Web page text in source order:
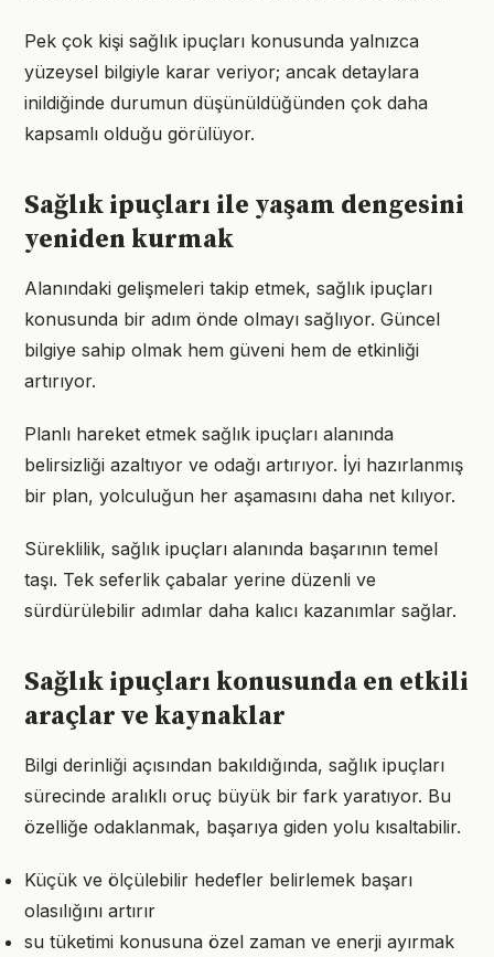
Pek çok kişi sağlık ipuçları konusunda yalnızca
yüzeysel bilgiyle karar veriyor; ancak detaylara
inildiğinde durumun düşünüldüğünden çok daha
kapsamlı olduğu görülüyor.
Sağlık ipuçları ile yaşam dengesini
yeniden kurmak
Alanındaki gelişmeleri takip etmek, sağlık ipuçları
konusunda bir adım önde olmayı sağlıyor. Güncel
bilgiye sahip olmak hem güveni hem de etkinliği
artırıyor.
Planlı hareket etmek sağlık ipuçları alanında
belirsizliği azaltıyor ve odağı artırıyor. İyi hazırlanmış
bir plan, yolculuğun her aşamasını daha net kılıyor.
Süreklilik, sağlık ipuçları alanında başarının temel
taşı. Tek seferlik çabalar yerine düzenli ve
sürdürülebilir adımlar daha kalıcı kazanımlar sağlar.
Sağlık ipuçları konusunda en etkili
araçlar ve kaynaklar
Bilgi derinliği açısından bakıldığında, sağlık ipuçları
sürecinde aralıklı oruç büyük bir fark yaratıyor. Bu
özelliğe odaklanmak, başarıya giden yolu kısaltabilir.
Küçük ve ölçülebilir hedefler belirlemek başarı
olasılığını artırır
su tüketimi konusuna özel zaman ve enerji ayırmak